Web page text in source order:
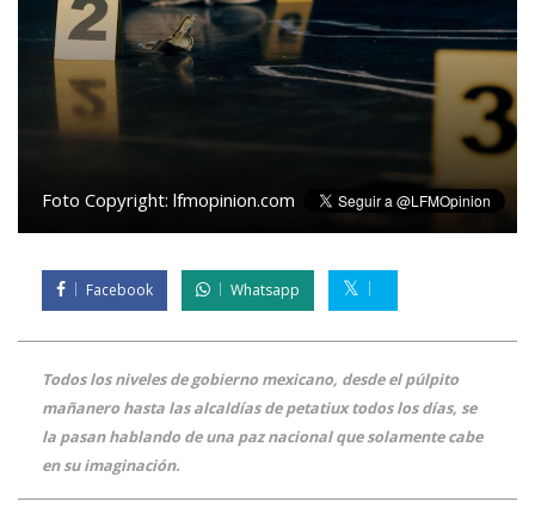
Foto Copyright: lfmopinion.com
Facebook Whatsapp
Todos los niveles de gobierno mexicano, desde el púlpito
mañanero hasta las alcaldías de petatiux todos los días, se
la pasan hablando de una paz nacional que solamente cabe
en su imaginación.